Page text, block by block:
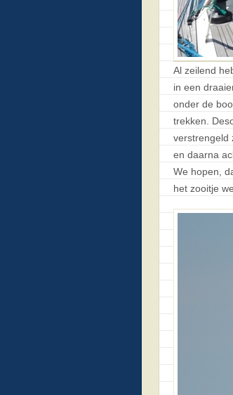
Al zeilend
in een
onder de
trekken.
verstrengeld
en daarna
We hopen,
het zooitje